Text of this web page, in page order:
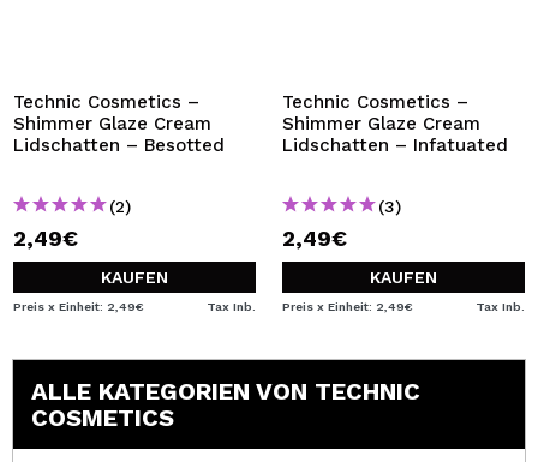
Technic Cosmetics –
Shimmer Glaze Cream
Lidschatten – Besotted
(2)
2,49€
KAUFEN
Preis x Einheit: 2,49€ Tax Inb.
Technic Cosmetics –
Shimmer Glaze Cream
Lidschatten – Infatuated
(3)
2,49€
KAUFEN
Preis x Einheit: 2,49€ Tax Inb.
ALLE KATEGORIEN VON TECHNIC
COSMETICS